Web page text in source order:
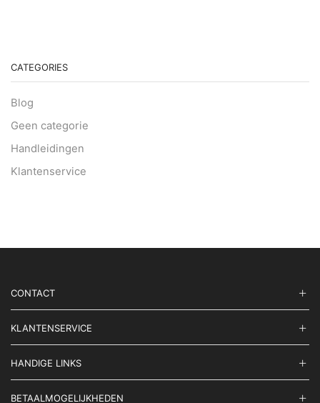
CATEGORIES
Blog
Geen categorie
Handleidingen
Klantenservice
CONTACT
KLANTENSERVICE
HANDIGE LINKS
BETAALMOGELIJKHEDEN